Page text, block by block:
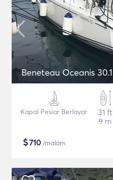
Beneteau Oceanis 30.1
Kapal Pesiar Berlayar
31 ft
9 m
$710 /malam